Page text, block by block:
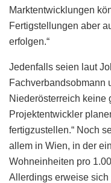
Marktentwicklungen
Fertigstellungen aber
erfolgen.“
Jedenfalls seien laut
Fachverbandsobmann
Niederösterreich keine
Projektentwickler
fertigzustellen.“ Noch
allem in Wien, in der
Wohneinheiten pro
Allerdings erweise